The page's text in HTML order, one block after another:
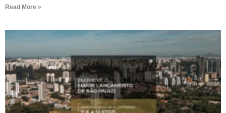
Read More »